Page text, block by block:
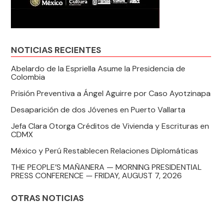
NOTICIAS RECIENTES
Abelardo de la Espriella Asume la Presidencia de
Colombia
Prisión Preventiva a Ángel Aguirre por Caso Ayotzinapa
Desaparición de dos Jóvenes en Puerto Vallarta
Jefa Clara Otorga Créditos de Vivienda y Escrituras en
CDMX
México y Perú Restablecen Relaciones Diplomáticas
THE PEOPLE’S MAÑANERA — MORNING PRESIDENTIAL
PRESS CONFERENCE — FRIDAY, AUGUST 7, 2026
OTRAS NOTICIAS